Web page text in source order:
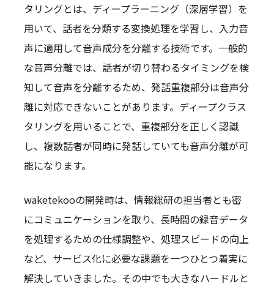
タリングとは、ディープラーニング（深層学習）を
用いて、話者を分類する変換処理を学習し、入力音
声に適用して音声成分を分離する技術です。一般的
な音声分離では、話者が切り替わるタイミングを検
知して音声を分離するため、発話重複部分は音声分
離に対応できないことがあります。ディープクラス
タリングを用いることで、重複部分を正しく認識
し、複数話者が同時に発話していても音声分離が可
能になります。
waketekooの開発時は、情報総研の担当者とも密
にコミュニケーションを取り、長時間の録音データ
を処理するための仕様調整や、処理スピードの向上
など、サービス化に必要な課題を一つひとつ着実に
解決していきました。その中でも大きなハードルと